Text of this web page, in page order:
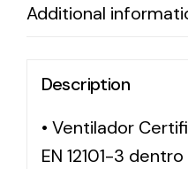
Additional
Description
• Ventilador
EN 12101-3